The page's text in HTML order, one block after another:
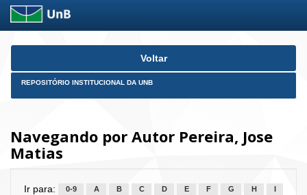
Skip
Voltar
REPOSITÓRIO INSTITUCIONAL DA UNB
Navegando por Autor Pereira, Jose
Matias
Ir para: 0-9 A B C D E F G H